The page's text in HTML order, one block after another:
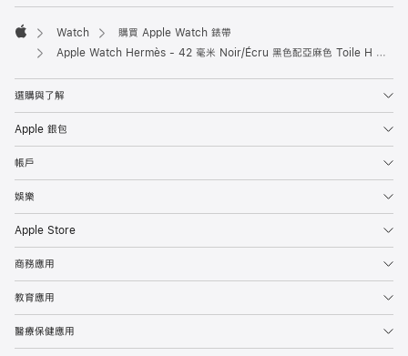
Apple
Watch
購買 Apple Watch 錶帶
Apple Watch Hermès - 42 毫米 Noir/Écru 黑色配亞麻色 Toile H Double Jeu 錶帶
選購與了解
Apple 銀包
帳戶
娛樂
Apple Store
商務應用
教育應用
醫療保健應用